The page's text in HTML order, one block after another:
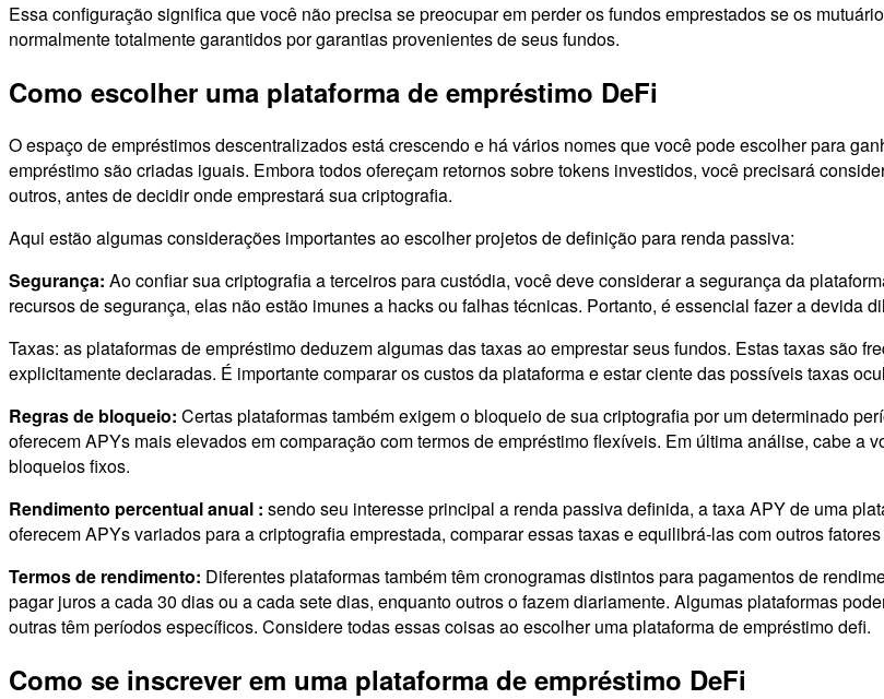
Essa configuração significa que você não precisa se preocupar em perder os fundos emprestados se os
normalmente totalmente garantidos por garantias provenientes de seus fundos.
Como escolher uma plataforma de empréstimo DeFi
O espaço de empréstimos descentralizados está crescendo e há vários nomes que você pode escolher para
empréstimo são criadas iguais. Embora todos ofereçam retornos sobre tokens investidos, você precisará
outros, antes de decidir onde emprestará sua criptografia.
Aqui estão algumas considerações importantes ao escolher projetos de definição para renda passiva:
Segurança: Ao confiar sua criptografia a terceiros para custódia, você deve considerar a segurança da
recursos de segurança, elas não estão imunes a hacks ou falhas técnicas. Portanto, é essencial fazer a devida
Taxas: as plataformas de empréstimo deduzem algumas das taxas ao emprestar seus fundos. Estas taxas são
explicitamente declaradas. É importante comparar os custos da plataforma e estar ciente das possíveis taxas
Regras de bloqueio: Certas plataformas também exigem o bloqueio de sua criptografia por um determinado
oferecem APYs mais elevados em comparação com termos de empréstimo flexíveis. Em última análise, cabe a
bloqueios fixos.
Rendimento percentual anual : sendo seu interesse principal a renda passiva definida, a taxa APY de uma
oferecem APYs variados para a criptografia emprestada, comparar essas taxas e equilibrá-las com outros
Termos de rendimento: Diferentes plataformas também têm cronogramas distintos para pagamentos de
pagar juros a cada 30 dias ou a cada sete dias, enquanto outros o fazem diariamente. Algumas plataformas
outras têm períodos específicos. Considere todas essas coisas ao escolher uma plataforma de empréstimo defi.
Como se inscrever em uma plataforma de empréstimo DeFi